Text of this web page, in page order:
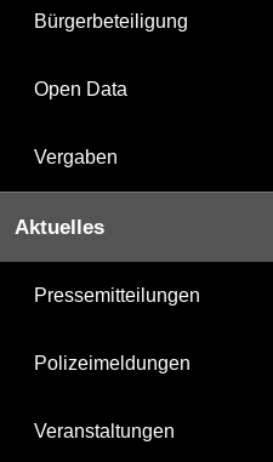
Bürgerbeteiligung
Open Data
Vergaben
Aktuelles
Pressemitteilungen
Polizeimeldungen
Veranstaltungen